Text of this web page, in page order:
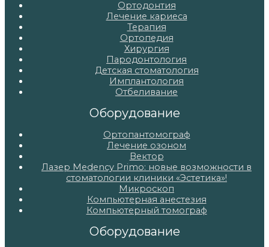
Ортодонтия
Лечение кариеса
Терапия
Ортопедия
Хирургия
Пародонтология
Детская стоматология
Имплантология
Отбеливание
Оборудование
Ортопантомограф
Лечение озоном
Вектор
Лазер Medency Primo: новые возможности в
стоматологии клиники «Эстетика»!
Микроскоп
Компьютерная анестезия
Компьютерный томограф
Оборудование